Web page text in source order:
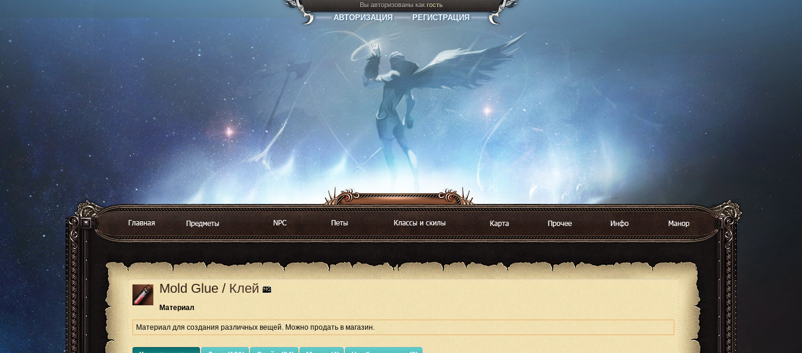
Вы авторизованы как гость
АВТОРИЗАЦИЯ РЕГИСТРАЦИЯ
Mold Glue/ Клей
Материал
Материал для создания различных вещей. Можно продать в магазин.